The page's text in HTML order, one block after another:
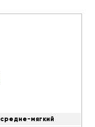
средне-мягкий